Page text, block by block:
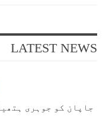
LATEST NEWS
جاپان کو جوہری